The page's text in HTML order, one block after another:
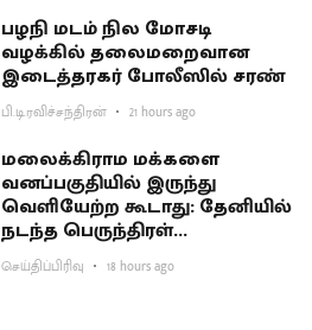
பழநி மடம் நில மோசடி
வழக்கில் தலைமறைவான
இடைத்தரகர் போலீஸில் சரண்
பி.டி.ரவிச்சந்திரன் 21 hours ago
மலைக்கிராம மக்களை
வனப்பகுதியில் இருந்து
வெளியேற்ற கூடாது: தேனியில்
நடந்த பெருந்திரள்
ஆர்ப்பாட்டத்தில் வலியுறுத்தல்
செய்திப்பிரிவு 18 hours ago